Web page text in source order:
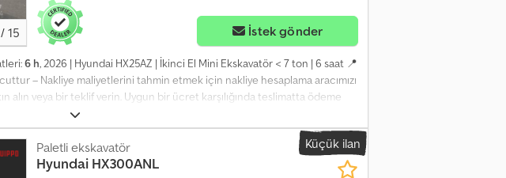
/ 15 İstek gönder
6 h, 2026 | Hyundai HX25AZ | İkinci El Mini Ekskavatör < 7 ton | 6 saat 📍
– Nakliye maliyetlerini tahmin etmek için nakliye hesaplama aracımızı
alın veya bir teklif verin. Uygun bir ücret karşılığında teslimatta ödeme
bir uzman tarafından incelenmiştir 0 İnceleme noktası 0 onaylandı ✅
Kapsamlı incelemeyi, ek fotoğrafları veya bir videoyu görmek ister
olarak yaygın olarak kullanılan referans "41077 Equippo" şeklindedir.
neden öne çıktığı: ✔ Profesyoneller tarafından kapsamlı inceleme
Küçük ilan
Paletli ekskavatör
Hyundai HX300ANL